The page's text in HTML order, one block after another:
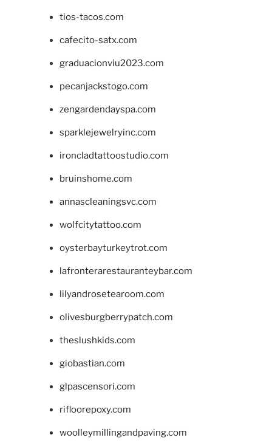
tios-tacos.com
cafecito-satx.com
graduacionviu2023.com
pecanjackstogo.com
zengardendayspa.com
sparklejewelryinc.com
ironcladtattoostudio.com
bruinshome.com
annascleaningsvc.com
wolfcitytattoo.com
oysterbayturkeytrot.com
lafronterarestauranteybar.com
lilyandrosetearoom.com
olivesburgberrypatch.com
theslushkids.com
giobastian.com
glpascensori.com
rifloorepoxy.com
woolleymillingandpaving.com